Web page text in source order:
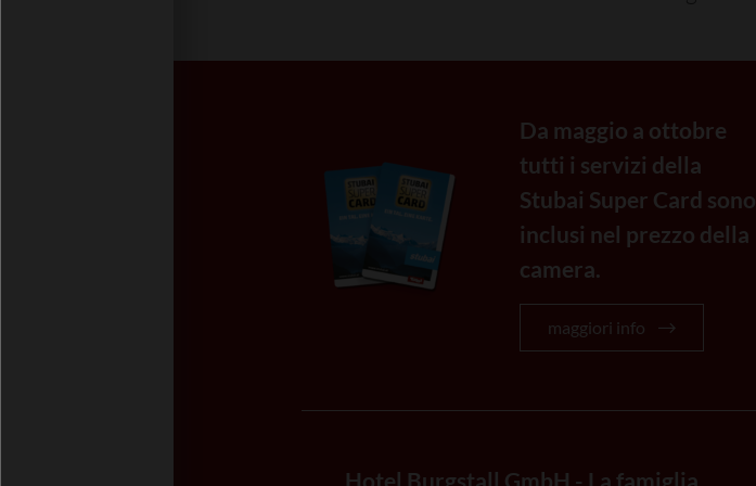
Da maggio a ottobre
tutti i servizi della
Stubai Super Card sono
inclusi nel prezzo della
camera.
maggiori info
Hotel Burgstall GmbH - La famiglia